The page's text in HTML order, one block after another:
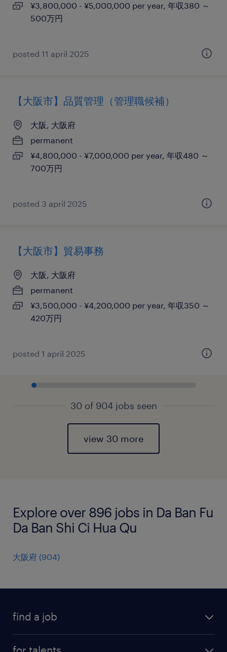
¥3,800,000 - ¥5,000,000 per year, 年収380 ～
500万円
posted 11 april 2025
【大阪市】品質管理（管理職候補）
大阪, 大阪府
permanent
¥4,800,000 - ¥7,000,000 per year, 年収480 ～
700万円
posted 3 april 2025
【大阪市】貿易事務
大阪, 大阪府
permanent
¥3,500,000 - ¥4,200,000 per year, 年収350 ～
420万円
posted 1 april 2025
30 of 904 jobs seen
view 30 more
Explore over 896 jobs in Da Ban Fu
Da Ban Shi Ci Hua Qu
大阪府 (904)
find a job